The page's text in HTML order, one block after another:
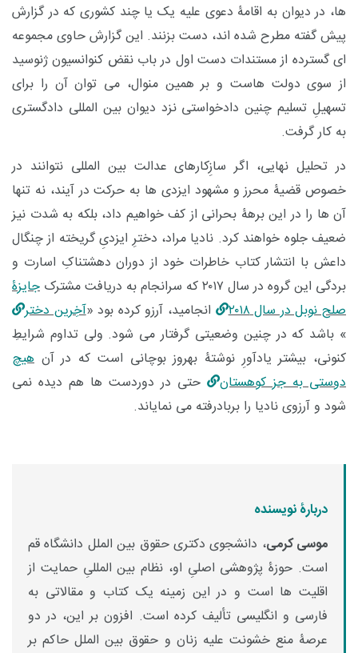
ها، در دیوان به اقامۀ دعوی علیه یک یا چند کشوری که در گزارش
پیش گفته مطرح شده اند، دست بزنند. این گزارش حاوی مجموعه
ای گسترده از مستندات دست اول در باب نقض کنوانسیون ژنوسید
از سوی دولت هاست و بر همین منوال، می توان آن را برای
تسهیلِ تسلیم چنین دادخواستی نزد دیوان بین المللی دادگستری
به کار گرفت.
در تحلیل نهایی، اگر سازِکارهای عدالت بین المللی نتوانند در
خصوص قضیۀ محرز و مشهود ایزدی ها به حرکت در آیند، نه تنها
آن ها را در این برهۀ بحرانی از کف خواهیم داد، بلکه به شدت نیز
ضعیف جلوه خواهند کرد. نادیا مراد، دخترِ ایزدیِ گریخته از چنگال
داعش با انتشار کتاب خاطرات خود از دوران دهشتناکِ اسارت و
بردگی این گروه در سال ۲۰۱۷ که سرانجام به دریافت
مشترک جایزۀ
صلح نوبل در سال ۲۰۱۸
انجامید، آرزو کرده بود «آخِرین دختر
» باشد که در چنین وضعیتی گرفتار می شود. ولی تداوم شرایطِ
کنونی، بیشتر یادآورِ نوشتۀ بهروز بوچانی است که در آن هیچ
دوستی به جز کوهستان
حتی در دوردست ها هم دیده نمی
شود و آرزوی نادیا را بربادرفته می نمایاند.
دربارۀ نویسنده
موسی کرمی، دانشجوی دکتری حقوق بین الملل دانشگاه قم
است. حوزۀ پژوهشی اصلیِ او، نظام بین المللیِ حمایت از
اقلیت ها است و در این زمینه یک کتاب و مقالاتی به
فارسی و انگلیسی تألیف کرده است. افزون بر این، در دو
عرصۀ منع خشونت علیه زنان و حقوق بین الملل حاکم بر